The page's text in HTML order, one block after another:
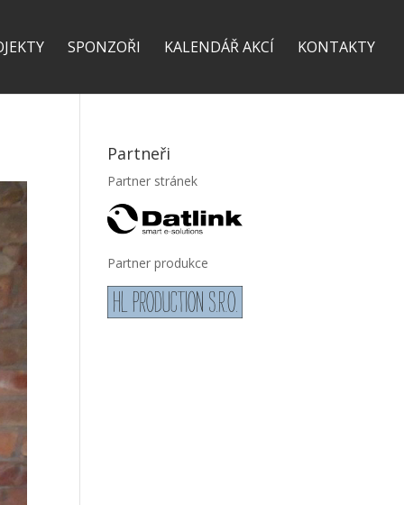
SPONZOŘI KALENDÁŘ AKCÍ KONTAKTY
Partneři
Partner stránek
Partner produkce